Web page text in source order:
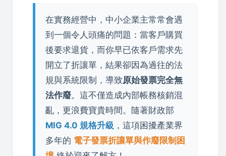
在實務經營中，中小企業主常常會遇
到一個令人頭痛的問題：當客戶購買
後要求退貨，而你早已依客戶需求先
開立了折讓單，結果卻因為過往的法
規與系統限制，導致原始發票完全無
法作廢。這不僅造成內部帳務核銷混
亂，更浪費寶貴時間。隨著財政部
MIG 4.0 規格升級 ，這項困擾產業界
多年的 電子發票折讓單與作廢限制困